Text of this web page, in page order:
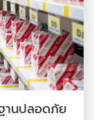
านปลอดภัย